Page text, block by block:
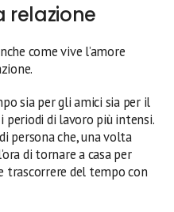
relazione
come vive l’amore
sia per gli amici sia per il
periodi di lavoro più intensi.
persona che, una volta
di tornare a casa per
trascorrere del tempo con